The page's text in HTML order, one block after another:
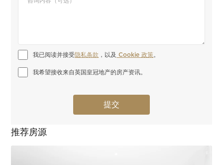
我已阅读并接受隐私条款 ，以及 Cookie 政策。
我希望接收来自英国皇冠地产的房产资讯。
推荐房源